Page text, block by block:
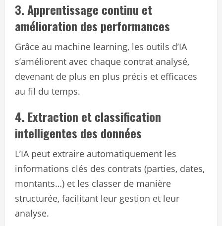
3. Apprentissage continu et
amélioration des performances
Grâce au machine learning, les outils d’IA
s’améliorent avec chaque contrat analysé,
devenant de plus en plus précis et efficaces
au fil du temps.
4. Extraction et classification
intelligentes des données
L’IA peut extraire automatiquement les
informations clés des contrats (parties, dates,
montants…) et les classer de manière
structurée, facilitant leur gestion et leur
analyse.